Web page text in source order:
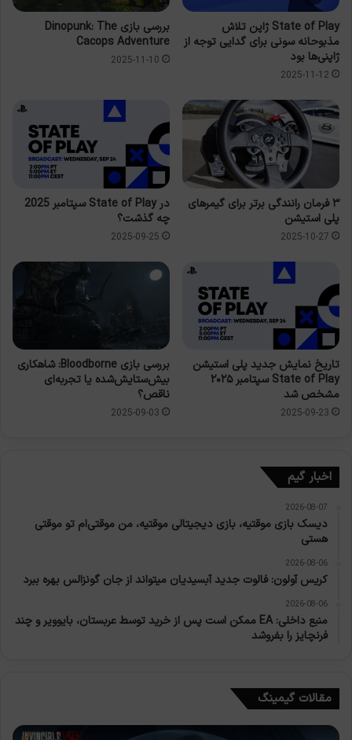
State of Play ژاپن تلاش
مذبوحانه سونی برای گدایی توجه از
ژاپنی‌ها بود
2025-11-12
بررسی بازی Dinopunk: The
Cacops Adventure
2025-11-10
۳ فرمان رانندگی برتر برای گیمرهای
پلی استیشن
2025-10-27
در State of Play سپتامبر 2025
چه گذشت؟
2025-09-25
تاریخ نمایش جدید پلی استیشن
State of Play سپتامبر ۲۰۲۵
مشخص شد
2025-09-23
بررسی بازی Bloodborne: شاهکاری
بیش‌ستایش‌شده یا تجربه‌ای
ناقص؟
2025-09-03
اخبار گیم
2026-08-07
دیسک بازی موقتیه، بازی دیجیتالی موقتیه، من موقتی‌ام تو موقتی
هستی
2026-08-06
کریس آولون: فالوت جدید آبسیدیان میتواند از جان گونزالس بهره ببرد
2026-08-06
منبع داخلی: EA ممکن است پس از خرید توسط عربستان، بایوویر و چند
فرنچایز را بفروشد
مقالات گیمینگ